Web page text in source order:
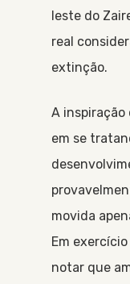
leste do
real
extinção.
A inspiração
em se
movida
Em
notar que